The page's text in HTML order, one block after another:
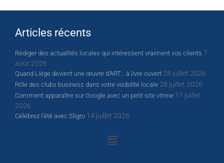
Articles récents
Rédiger des actualités locales qui intéressent vraiment vos clients 7
août 2026
Quand Liège devient une œuvre d’ART… à livre ouvert 28 juillet 2026
Rôle des clubs business dans votre visibilité locale 28 juillet 2026
Comment apparaître sur Google avec un petit site vitrine 17 juillet
2026
Célébrez l’été avec Sligro 14 juillet 2026